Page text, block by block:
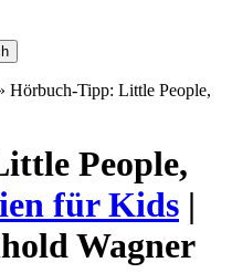
Hörbuch-Tipp: Little People,
People,
für Kids |
Wagner